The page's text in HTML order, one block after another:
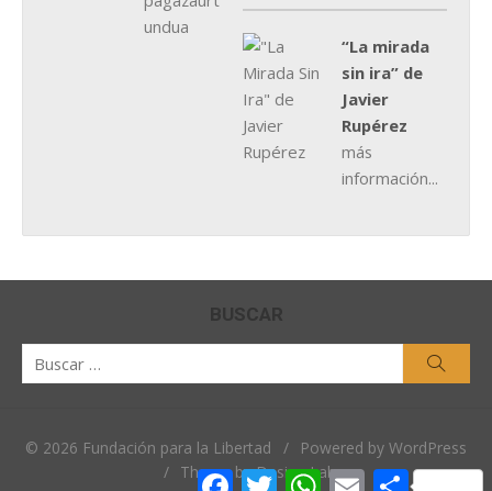
“La mirada
sin ira” de
Javier
Rupérez
más
información...
BUSCAR
© 2026 Fundación para la Libertad /
Powered by WordPress
/ Theme by Design Lab
Facebook
TwitterWhatsApp
EmailCompartir